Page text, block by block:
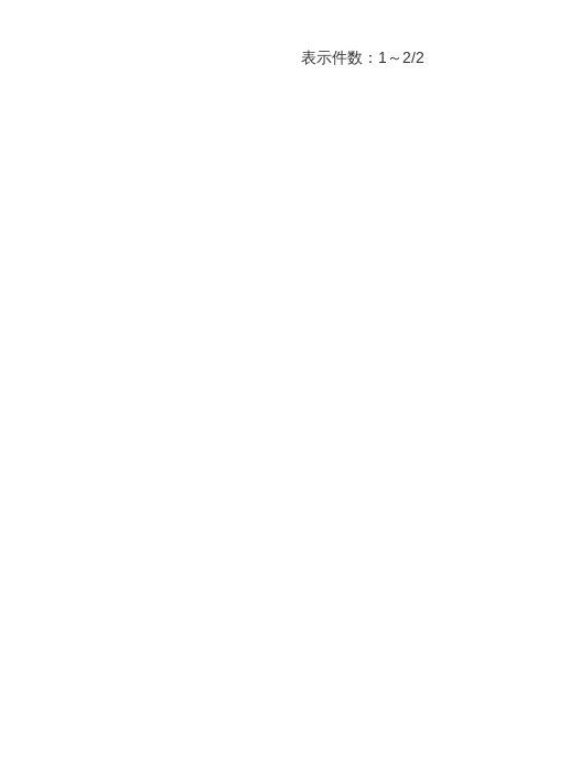
表示件数：1～2/2